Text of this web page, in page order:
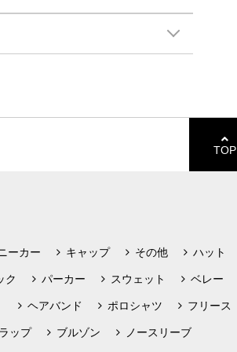
TOP
ーカー キャップ その他 ハット
ク パーカー スウェット ベレー
ヘアバンド ポロシャツ フリース
ップ ブルゾン ノースリーブ